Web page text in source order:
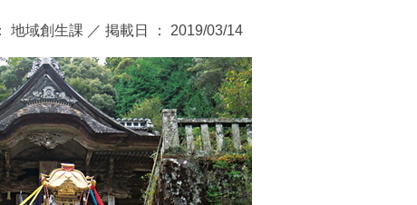
み ゴミ出し
地図で探す
地域創生課 ／ 掲載日 ： 2019/03/14